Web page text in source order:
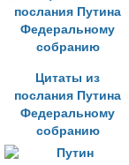
Цитаты из
послания Путина
Федеральному
собранию